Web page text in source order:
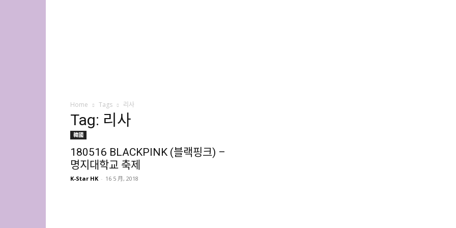
Home Tags 리사
Tag: 리사
韓國
180516 BLACKPINK (블랙핑크) –
명지대학교 축제
K-Star HK - 16 5 月, 2018